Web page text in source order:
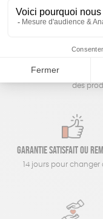
des
Garantie satisfait ou
14 jours pour changer